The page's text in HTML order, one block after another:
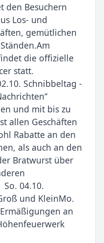
den Besuchern
Los- und
gemütlichen
die offizielle
statt.
Schnibbeltag -
und mit bis zu
allen Geschäften
Rabatte an den
als auch an den
Bratwurst über
So. 04.10.
und KleinMo.
an